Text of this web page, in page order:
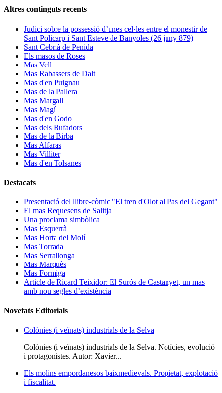
Altres continguts recents
Judici sobre la possessió d’unes cel·les entre el monestir de
Sant Policarp i Sant Esteve de Banyoles (26 juny 879)
Sant Cebrià de Penida
Els masos de Roses
Mas Vell
Mas Rabassers de Dalt
Mas d'en Puignau
Mas de la Pallera
Mas Margall
Mas Magí
Mas d'en Godo
Mas dels Bufadors
Mas de la Birba
Mas Alfaras
Mas Villiter
Mas d'en Tolsanes
Destacats
Presentació del llibre-còmic "El tren d'Olot al Pas del Gegant"
El mas Requesens de Salitja
Una proclama simbòlica
Mas Esquerrà
Mas Horta del Molí
Mas Torrada
Mas Serrallonga
Mas Marquès
Mas Formiga
Article de Ricard Teixidor: El Surós de Castanyet, un mas
amb nou segles d’existència
Novetats Editorials
Colònies (i veïnats) industrials de la Selva
Colònies (i veïnats) industrials de la Selva. Notícies, evolució
i protagonistes. Autor: Xavier...
Els molins empordanesos baixmedievals. Propietat, explotació
i fiscalitat.